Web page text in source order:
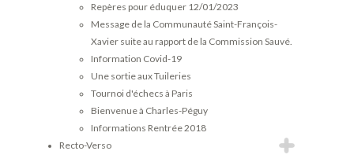
Repères pour éduquer 12/01/2023
Message de la Communauté Saint-François-
Xavier suite au rapport de la Commission Sauvé.
Information Covid-19
Une sortie aux Tuileries
Tournoi d'échecs à Paris
Bienvenue à Charles-Péguy
Informations Rentrée 2018
Recto-Verso